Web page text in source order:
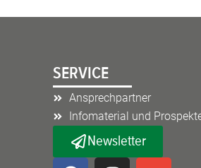
SERVICE
Ansprechpartner
Infomaterial und
Newsletter